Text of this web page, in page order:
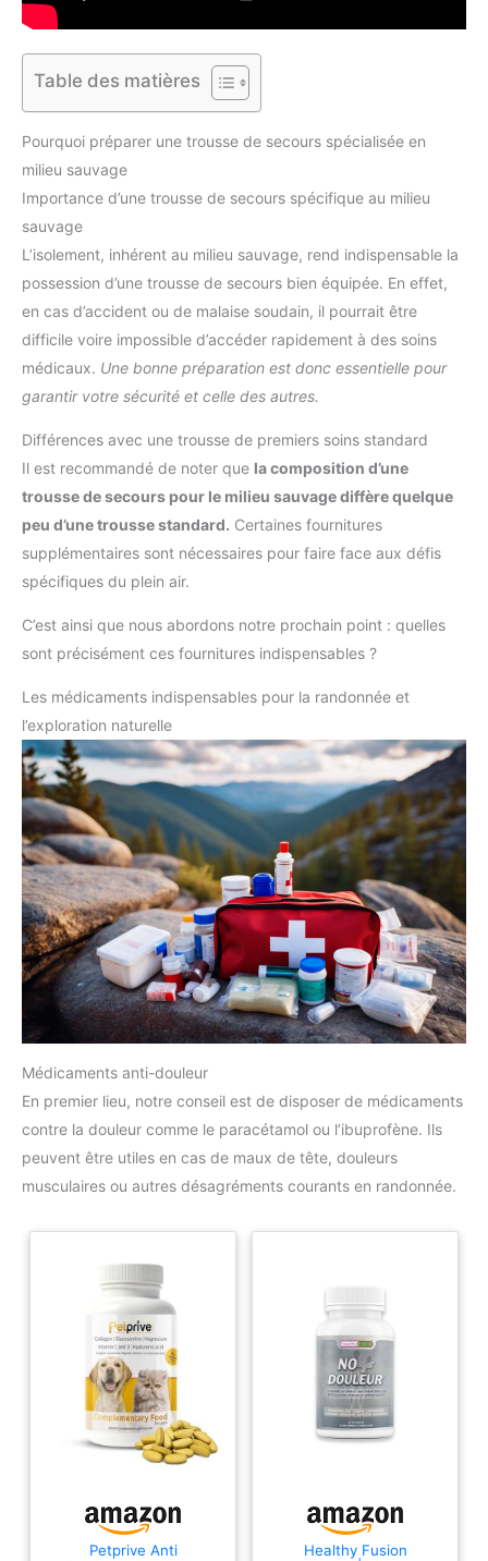
Table des matières
Pourquoi préparer une trousse de secours spécialisée en
milieu sauvage
Importance d’une trousse de secours spécifique au milieu
sauvage
L’isolement, inhérent au milieu sauvage, rend indispensable la
possession d’une trousse de secours bien équipée. En effet,
en cas d’accident ou de malaise soudain, il pourrait être
difficile voire impossible d’accéder rapidement à des soins
médicaux. Une bonne préparation est donc essentielle pour
garantir votre sécurité et celle des autres.
Différences avec une trousse de premiers soins standard
Il est recommandé de noter que la composition d’une
trousse de secours pour le milieu sauvage diffère quelque
peu d’une trousse standard. Certaines fournitures
supplémentaires sont nécessaires pour faire face aux défis
spécifiques du plein air.
C’est ainsi que nous abordons notre prochain point : quelles
sont précisément ces fournitures indispensables ?
Les médicaments indispensables pour la randonnée et
l’exploration naturelle
Médicaments anti-douleur
En premier lieu, notre conseil est de disposer de médicaments
contre la douleur comme le paracétamol ou l’ibuprofène. Ils
peuvent être utiles en cas de maux de tête, douleurs
musculaires ou autres désagréments courants en randonnée.
Petprive Anti
Healthy Fusion